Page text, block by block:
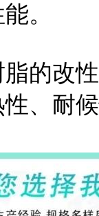
。
的改
、耐